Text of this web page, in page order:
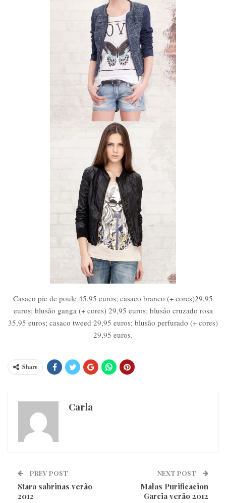
Casaco pie de poule 45,95 euros; casaco branco (+ cores)29,95
euros; blusão ganga (+ cores) 29,95 euros; blusão cruzado rosa
35,95 euros; casaco tweed 29,95 euros; blusão perfurado (+ cores)
29,95 euros.
Share
Carla
PREV POST
Stara sabrinas verão
2012
NEXT POST
Malas Purificacion
Garcia verão 2012